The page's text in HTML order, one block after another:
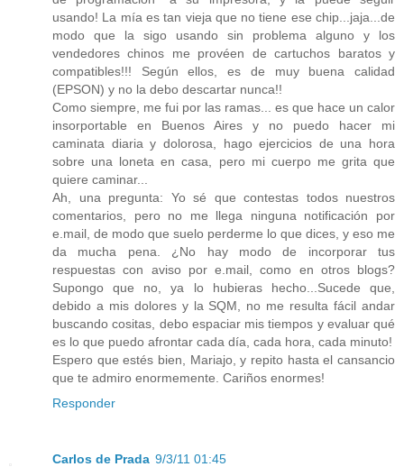
usando! La mía es tan vieja que no tiene ese chip...jaja...de
modo que la sigo usando sin problema alguno y los
vendedores chinos me provéen de cartuchos baratos y
compatibles!!! Según ellos, es de muy buena calidad
(EPSON) y no la debo descartar nunca!!
Como siempre, me fui por las ramas... es que hace un calor
insorportable en Buenos Aires y no puedo hacer mi
caminata diaria y dolorosa, hago ejercicios de una hora
sobre una loneta en casa, pero mi cuerpo me grita que
quiere caminar...
Ah, una pregunta: Yo sé que contestas todos nuestros
comentarios, pero no me llega ninguna notificación por
e.mail, de modo que suelo perderme lo que dices, y eso me
da mucha pena. ¿No hay modo de incorporar tus
respuestas con aviso por e.mail, como en otros blogs?
Supongo que no, ya lo hubieras hecho...Sucede que,
debido a mis dolores y la SQM, no me resulta fácil andar
buscando cositas, debo espaciar mis tiempos y evaluar qué
es lo que puedo afrontar cada día, cada hora, cada minuto!
Espero que estés bien, Mariajo, y repito hasta el cansancio
que te admiro enormemente. Cariños enormes!
Responder
Carlos de Prada 9/3/11 01:45